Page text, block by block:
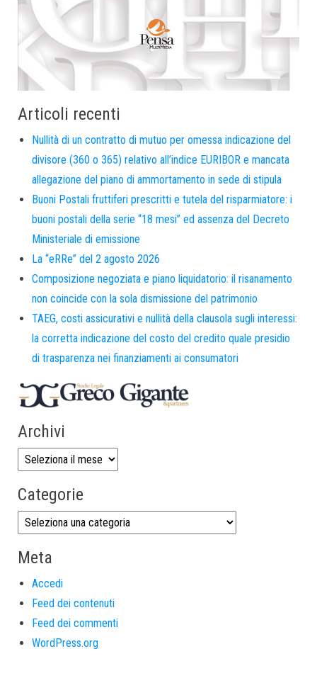
Articoli recenti
Nullità di un contratto di mutuo per omessa indicazione del
divisore (360 o 365) relativo all’indice EURIBOR e mancata
allegazione del piano di ammortamento in sede di stipula
Buoni Postali fruttiferi prescritti e tutela del risparmiatore: i
buoni postali della serie “18 mesi” ed assenza del Decreto
Ministeriale di emissione
La “eRRe” del 2 agosto 2026
Composizione negoziata e piano liquidatorio: il risanamento
non coincide con la sola dismissione del patrimonio
TAEG, costi assicurativi e nullità della clausola sugli interessi:
la corretta indicazione del costo del credito quale presidio
di trasparenza nei finanziamenti ai consumatori
Archivi
Categorie
Meta
Accedi
Feed dei contenuti
Feed dei commenti
WordPress.org